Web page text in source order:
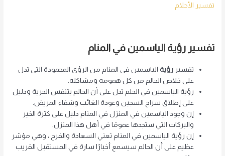
تفسير الأحلام
تفسير رؤية الياسمين في المنام
تفسيررؤية الياسمين في المنام من الرؤى المحمودة التي تدل
على خلاص الحالم من كل همومه ومشاكله.
رؤية الياسمين في الحلم تدل على أن الحالم يتنفس الحرية ودليل
على إطلاق سراح السجين وعودة الغائب وشفاء المريض.
إن وجود الياسمين في المنزل في المنام دليل على كثرة الخير
والبركات التي ستجدها عمومًا في أهل هذا المنزل.
إن رؤية الياسمين في المنام تعني السعادة والفرح ، وهي مؤشر
عظيم على أن الحالم سيسمع أخبارًا سارة في المستقبل القريب